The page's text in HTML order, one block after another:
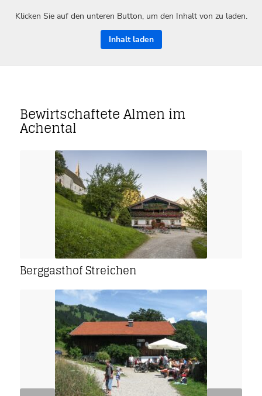
Klicken Sie auf den unteren Button, um den Inhalt von zu laden.
Inhalt laden
Bewirtschaftete Almen im
Achental
Berggasthof Streichen